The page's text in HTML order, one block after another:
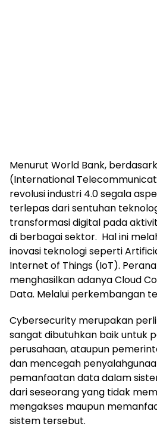
Menurut World Bank,
(International
revolusi industri 4.0 segala
terlepas dari sentuhan
transformasi digital pada
di berbagai sektor. Hal ini
inovasi teknologi seperti
Internet of Things (IoT).
menghasilkan adanya Cloud
Data. Melalui perkembangan
Cybersecurity merupakan
sangat dibutuhkan baik untuk
perusahaan, ataupun
dan mencegah
pemanfaatan data dalam
dari seseorang yang tidak
mengakses maupun
sistem tersebut.